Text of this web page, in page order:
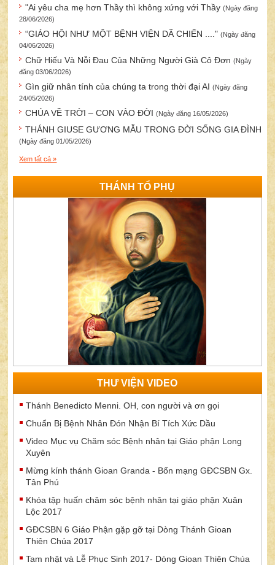
"Ai yêu cha mẹ hơn Thầy thì không xứng với Thầy(Ngày đăng
28/06/2026)
“GIÁO HỘI NHƯ MỘT BỆNH VIỆN DÃ CHIẾN ...."(Ngày đăng
04/06/2026)
Chữ Hiếu Và Nỗi Đau Của Những Người Già Cô Đơn(Ngày
đăng 03/06/2026)
Gìn giữ nhân tính của chúng ta trong thời đại AI(Ngày đăng
24/05/2026)
CHÚA VỀ TRỜI – CON VÀO ĐỜI(Ngày đăng 16/05/2026)
THÁNH GIUSE GƯƠNG MẪU TRONG ĐỜI SỐNG GIA ĐÌNH
(Ngày đăng 01/05/2026)
Xem tất cả »
THÁNH TỔ PHỤ
THƯ VIỆN VIDEO
Thánh Benedicto Menni. OH, con người và ơn gọi
Chuẩn Bị Bệnh Nhân Đón Nhận Bí Tích Xức Dầu
Video Mục vụ Chăm sóc Bệnh nhân tại Giáo phận Long
Xuyên
Mừng kính thánh Gioan Granda - Bổn mạng GĐCSBN Gx.
Tân Phú
Khóa tập huấn chăm sóc bệnh nhân tại giáo phận Xuân
Lộc 2017
GĐCSBN 6 Giáo Phận gặp gỡ tại Dòng Thánh Gioan
Thiên Chúa 2017
Tam nhật và Lễ Phục Sinh 2017- Dòng Gioan Thiên Chúa